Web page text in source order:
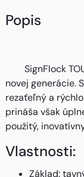
Popis
SignFlock
novej generácie.
rezaťeľný a
prináša však
použitý,
Vlastnosti:
Základ: